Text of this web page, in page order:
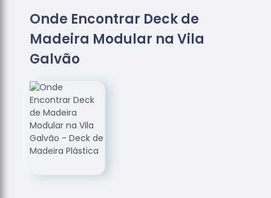
Madeira
Empresas
Assoalhos
Loja de
Assoalhos
Raspagem
de
Assoalhos
Raspagem
Onde Encontrar Deck de
Madeira Modular na Vila
Galvão